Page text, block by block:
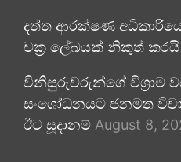
දත්ත ආරක්ෂණ
චක්‍ර ලේඛයක් නිකුත් කරයි
විනිසුරුවරුන්ගේ විශ්‍රාම
සංශෝධනයට ජනමත
ඊට සූදානම් August 8,